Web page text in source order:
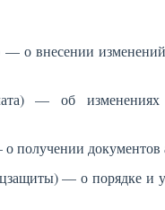
о внесении изменений
— об изменениях
получении документов
— о порядке и